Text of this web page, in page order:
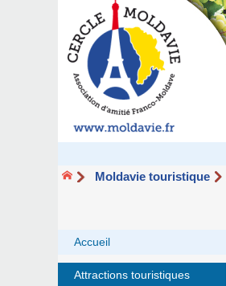
Moldavie touristique
Accueil
Attractions touristiques